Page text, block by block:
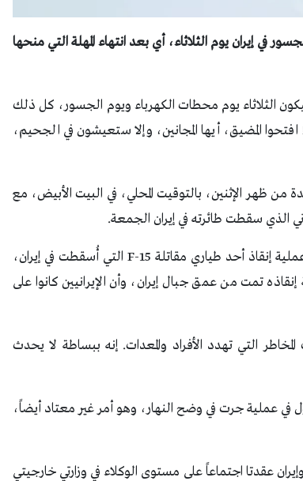
إيران يوم الثلاثاء، أي بعد انتهاء المهلة التي منحها
الثلاثاء يوم محطات الكهرباء ويوم الجسور، كل ذلك
المضيق، أيها المجانين، وإلا ستعيشون في الجحيم،
من ظهر الإثنين، بالتوقيت المحلي، في البيت الأبيض، مع
الذي سقطت طائرته في إيران الجمعة.
وكشف في منشور على «تروث سوشيال» تفاصيل جديدة عن عملية إنقاذ أحد طياري مقاتلة F-15 التي أُسقطت في إيران،
تمت من عمق جبال إيران، وأن الإيرانيين كانوا على
التي تهدد الأفراد والمعدات. إنه ببساطة لا يحدث
في عملية جرت في وضح النهار، وهو أمر غير معتاد أيضاً،
عقدتا اجتماعاً على مستوى الوكلاء في وزارتي خارجيتي